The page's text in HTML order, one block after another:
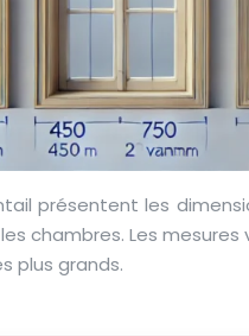
présentent les
chambres. Les
plus grands.